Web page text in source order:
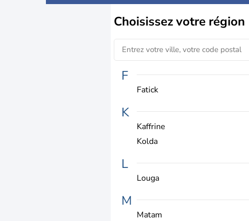
Choisissezvotre région
F
Fatick
K
Kaffrine
Kolda
L
Louga
M
Matam